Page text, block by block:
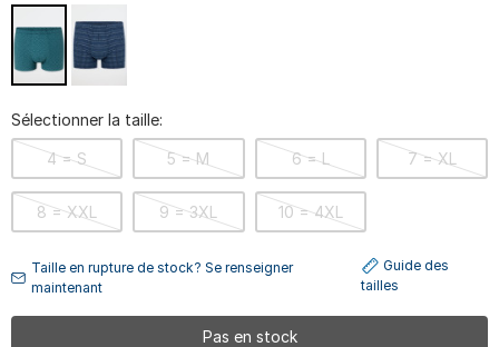
Sélectionner la taille:
4 = S 5 = M 6 = L 7 = XL
8 = XXL 9 = 3XL 10 = 4XL
Taille en rupture de stock? Se renseigner
maintenant
Guide des
tailles
Pas en stock